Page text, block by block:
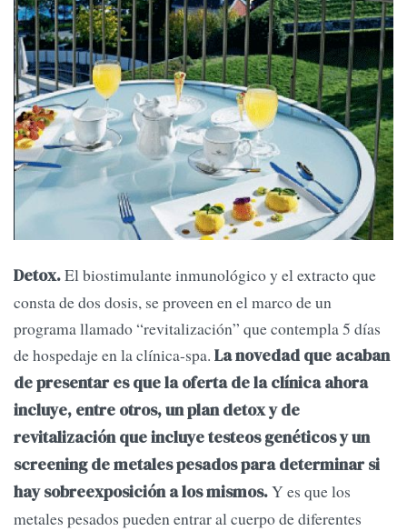
Detox.El biostimulante inmunológico y el extracto que
consta de dos dosis, se proveen en el marco de un
programa llamado “revitalización” que contempla 5 días
de hospedaje en la clínica-spa. La novedad que acaban
de presentar es que la oferta de la clínica ahora
incluye, entre otros, un plan detox y de
revitalización que incluye testeos genéticos y un
screening de metales pesados para determinar si
hay sobreexposición a los mismos.Y es que los
metales pesados pueden entrar al cuerpo de diferentes